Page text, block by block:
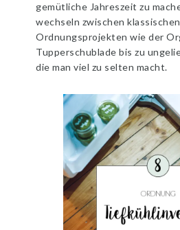
gemütliche Jahreszeit zu
wechseln zwischen klassischen
Ordnungsprojekten wie der
Tupperschublade bis zu
die man viel zu selten macht.